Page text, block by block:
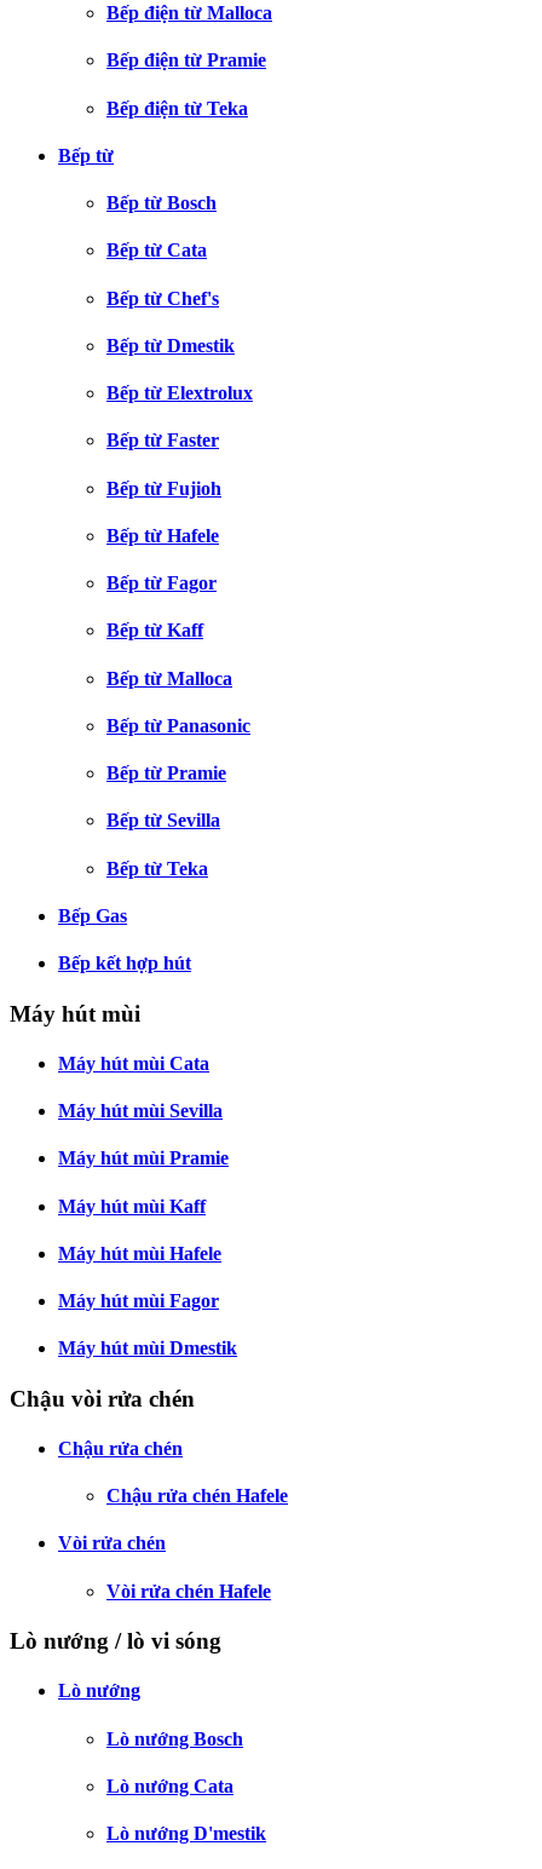
Bếp điện từ Malloca
Bếp điện từ Pramie
Bếp điện từ Teka
Bếp từ
Bếp từ Bosch
Bếp từ Cata
Bếp từ Chef's
Bếp từ Dmestik
Bếp từ Elextrolux
Bếp từ Faster
Bếp từ Fujioh
Bếp từ Hafele
Bếp từ Fagor
Bếp từ Kaff
Bếp từ Malloca
Bếp từ Panasonic
Bếp từ Pramie
Bếp từ Sevilla
Bếp từ Teka
Bếp Gas
Bếp kết hợp hút
Máy hút mùi
Máy hút mùi Cata
Máy hút mùi Sevilla
Máy hút mùi Pramie
Máy hút mùi Kaff
Máy hút mùi Hafele
Máy hút mùi Fagor
Máy hút mùi Dmestik
Chậu vòi rửa chén
Chậu rửa chén
Chậu rửa chén Hafele
Vòi rửa chén
Vòi rửa chén Hafele
Lò nướng / lò vi sóng
Lò nướng
Lò nướng Bosch
Lò nướng Cata
Lò nướng D'mestik